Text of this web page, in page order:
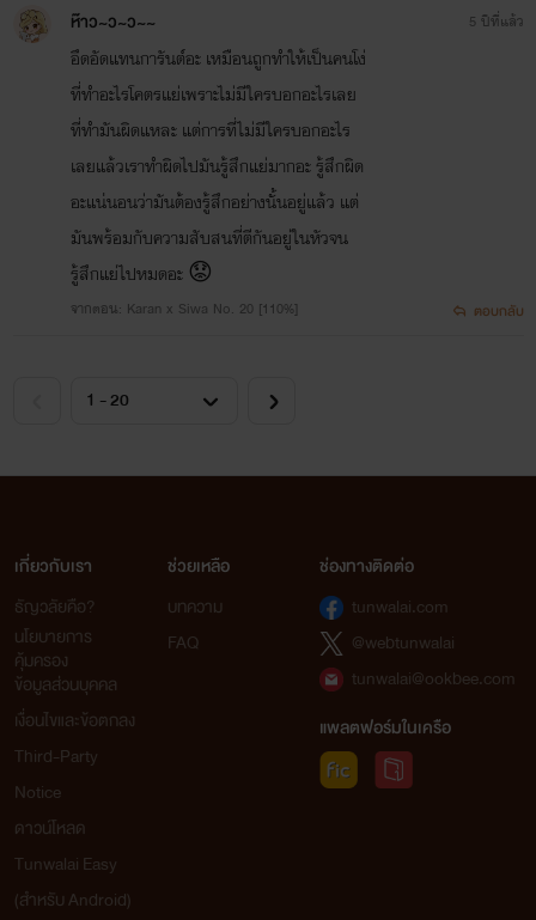
ห๊าว~ว~ว~~
อึดอัดแทนการันต์อะ เหมือนถูกทำให้เป็นคนโง่
ที่ทำอะไรโคตรแย่เพราะไม่มีใครบอกอะไรเลย
ที่ทำมันผิดแหละ แต่การที่ไม่มีใครบอกอะไร
เลยแล้วเราทำผิดไปมันรู้สึกแย่มากอะ รู้สึกผิด
อะแน่นอนว่ามันต้องรู้สึกอย่างนั้นอยู่แล้ว แต่
มันพร้อมกับความสับสนที่ตีกันอยู่ในหัวจน
รู้สึกแย่ไปหมดอะ 😟
จากตอน: Karan x Siwa No. 20 [110%]
5 ปีที่แล้ว
ตอบกลับ
เกี่ยวกับเรา
ธัญวลัยคือ?
นโยบายการ
คุ้มครอง
ข้อมูลส่วนบุคคล
เงื่อนไขและข้อตกลง
Third-Party
Notice
ดาวน์โหลด
Tunwalai Easy
(สำหรับ Android)
ช่วยเหลือ
บทความ
FAQ
ช่องทางติดต่อ
tunwalai.com
@webtunwalai
tunwalai@ookbee.com
แพลตฟอร์มในเครือ